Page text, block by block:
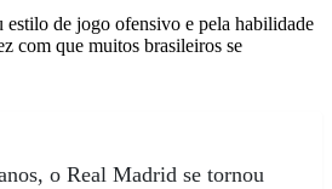
estilo de jogo ofensivo e pela habilidade
com que muitos brasileiros se
o Real Madrid se tornou